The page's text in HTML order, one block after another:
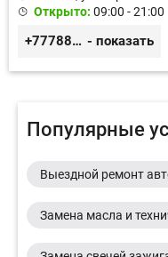
Открыто: 09:00 - 21:00
+77788424140 - показать
Популярные
Выездной ремонт
Замена масла и